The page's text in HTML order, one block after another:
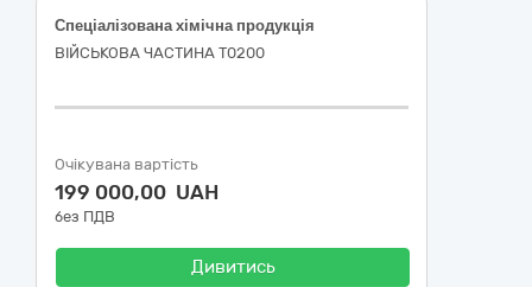
Спеціалізована хімічна продукція
ВІЙСЬКОВА ЧАСТИНА Т0200
Очікувана вартість
199 000,00 UAH
без ПДВ
Дивитись